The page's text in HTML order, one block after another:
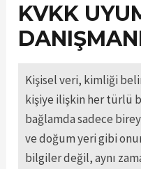
KVKK
Kişisel veri, kimliği
kişiye ilişkin her türlü
bağlamda sadece
ve doğum yeri gibi
bilgiler değil, aynı